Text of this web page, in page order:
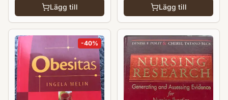
Lägg till Lägg till
-40%